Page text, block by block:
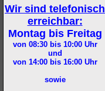
Wir sind telefonisch
erreichbar:
Montag bis Freitag
von 08:30 bis 10:00Uhr
und
von 14:00 bis 16:00Uhr
sowie